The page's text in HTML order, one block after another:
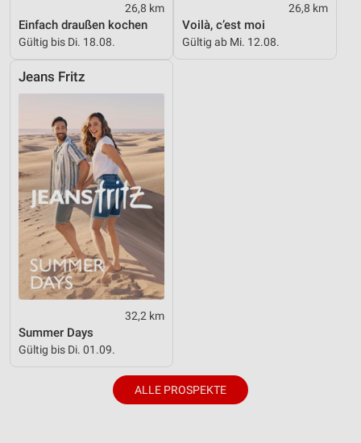
26,8 km
Einfach draußen kochen
Gültig bis Di. 18.08.
26,8 km
Voilà, c’est moi
Gültig ab Mi. 12.08.
Jeans Fritz
32,2 km
Summer Days
Gültig bis Di. 01.09.
ALLE PROSPEKTE